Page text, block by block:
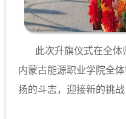
此次升旗仪式在全体
内蒙古能源职业学院全
扬的斗志，迎接新的挑战